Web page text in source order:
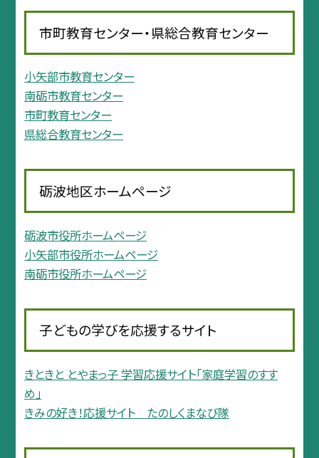
市町教育センター・県総合教育センター
小矢部市教育センター
南砺市教育センター
市町教育センター
県総合教育センター
砺波地区ホームページ
砺波市役所ホームページ
小矢部市役所ホームページ
南砺市役所ホームページ
子どもの学びを応援するサイト
きときと とやまっ子 学習応援サイト「家庭学習のすす
め」
きみの好き！応援サイト たのしくまなび隊